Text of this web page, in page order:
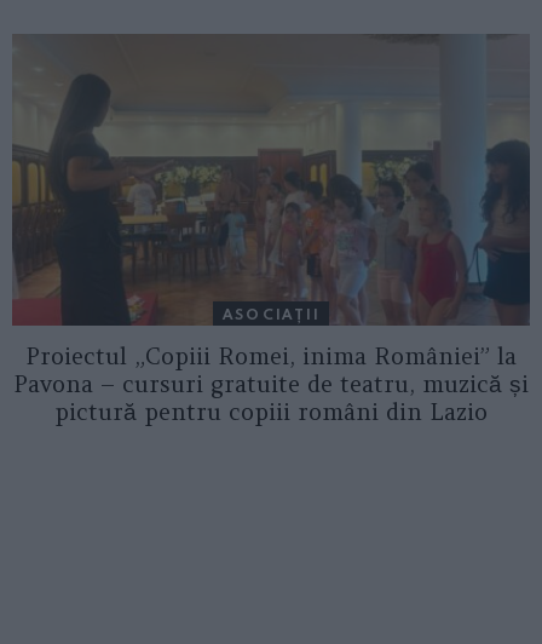
ASOCIAŢII
Proiectul „Copiii Romei, inima României” la
Pavona – cursuri gratuite de teatru, muzică și
pictură pentru copiii români din Lazio